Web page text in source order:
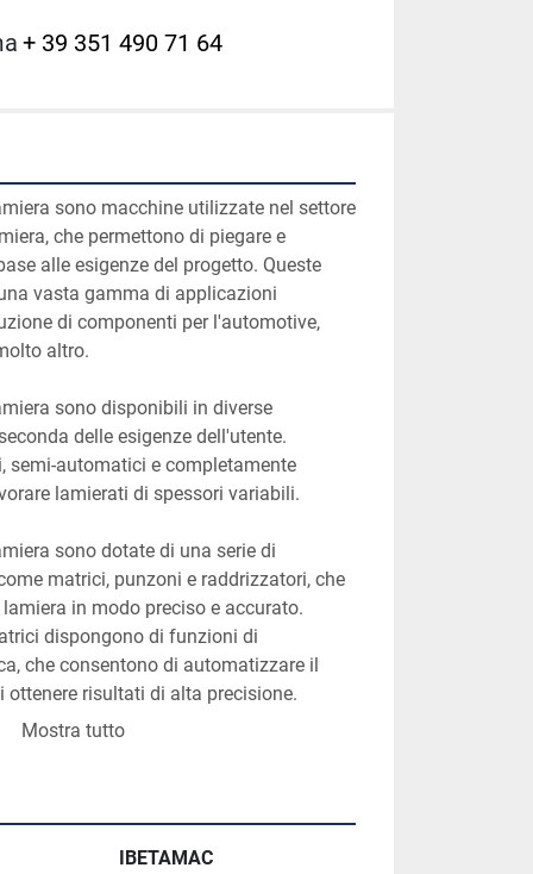
+ 39 351 490 71 64
sono macchine utilizzate nel settore
che permettono di piegare e
alle esigenze del progetto. Queste
vasta gamma di applicazioni
di componenti per l'automotive,
altro.
sono disponibili in diverse
delle esigenze dell'utente.
semi-automatici e completamente
lamierati di spessori variabili.
sono dotate di una serie di
matrici, punzoni e raddrizzatori, che
in modo preciso e accurato.
dispongono di funzioni di
che consentono di automatizzare il
ottenere risultati di alta precisione.
grado di garantire efficienza e
Mostra tutto
IBETAMAC